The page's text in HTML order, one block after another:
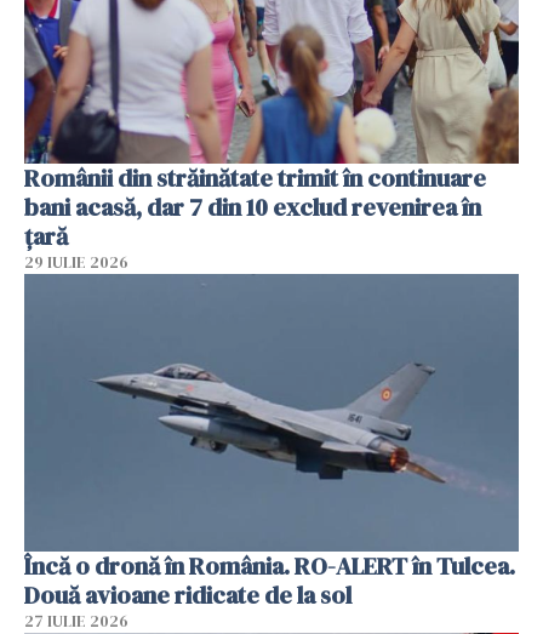
Românii din străinătate trimit în continuare
bani acasă, dar 7 din 10 exclud revenirea în
țară
29 IULIE 2026
Încă o dronă în România. RO-ALERT în Tulcea.
Două avioane ridicate de la sol
27 IULIE 2026